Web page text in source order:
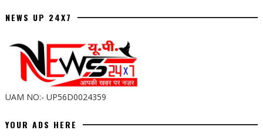
NEWS UP 24X7
UAM NO:- UP56D0024359
YOUR ADS HERE